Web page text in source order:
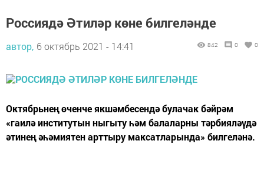
Россиядә Әтиләр көне билгеләнде
автор, 6 октябрь 2021 - 14:41 842 0 0
Октябрьнең өченче якшәмбесендә булачак бәйрәм
«гаилә институтын ныгыту һәм балаларны тәрбияләүдә
әтинең әһәмиятен арттыру максатларында» билгеләнә.